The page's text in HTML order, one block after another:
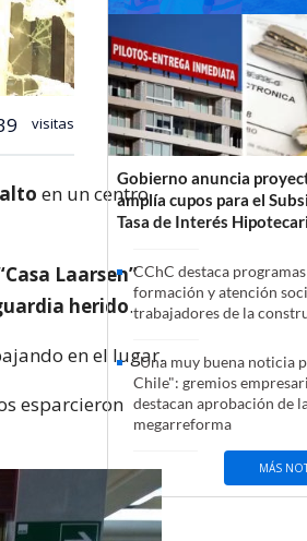
visitas
en un centro
Laarsen”
herido.
en el lugar.
esparcieron
Gobierno anuncia
amplía cupos para el
Tasa de Interés
CChC destaca
formación y atención
trabajadores de la
"Una muy buena noticia
Chile": gremios
destacan aprobación de
megarreforma
MÁS